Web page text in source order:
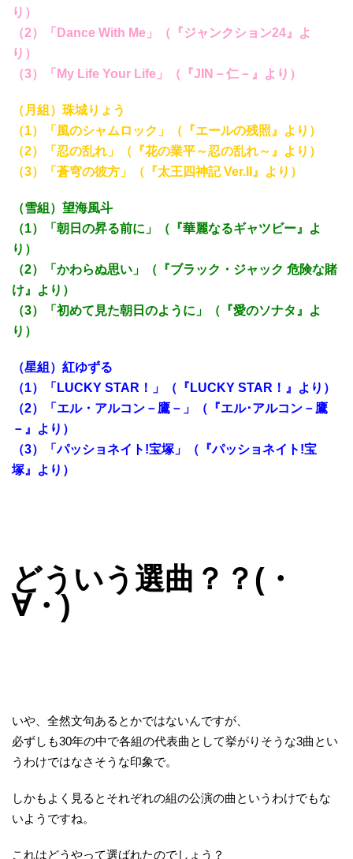
り）
（2）「Dance With Me」（『ジャンクション24』よ
り）
（3）「My Life Your Life」（『JIN－仁－』より）
（月組）珠城りょう
（1）「風のシャムロック」（『エールの残照』より）
（2）「忍の乱れ」（『花の業平～忍の乱れ～』より）
（3）「蒼穹の彼方」（『太王四神記 Ver.II』より）
（雪組）望海風斗
（1）「朝日の昇る前に」（『華麗なるギャツビー』よ
り）
（2）「かわらぬ思い」（『ブラック・ジャック 危険な賭
け』より）
（3）「初めて見た朝日のように」（『愛のソナタ』よ
り）
（星組）紅ゆずる
（1）「LUCKY STAR！」（『LUCKY STAR！』より）
（2）「エル・アルコン－鷹－」（『エル･アルコン－鷹
－』より）
（3）「パッショネイト!宝塚」（『パッショネイト!宝
塚』より）
どういう選曲？？(・
∀・)
いや、全然文句あるとかではないんですが、
必ずしも30年の中で各組の代表曲として挙がりそうな3曲とい
うわけではなさそうな印象で。
しかもよく見るとそれぞれの組の公演の曲というわけでもな
いようですね。
これはどうやって選ばれたのでしょう？